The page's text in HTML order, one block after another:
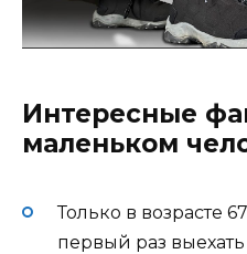
Интересные
маленьком
Только в возрасте
первый раз